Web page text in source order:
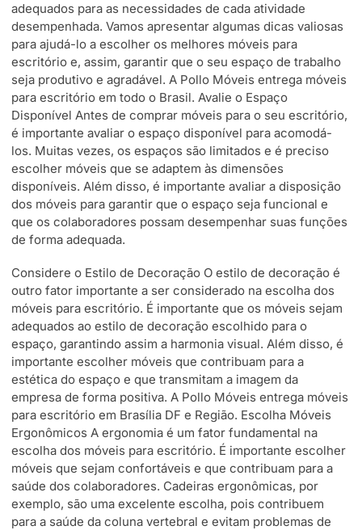
adequados para as necessidades de cada atividade
desempenhada. Vamos apresentar algumas dicas valiosas
para ajudá-lo a escolher os melhores móveis para
escritório e, assim, garantir que o seu espaço de trabalho
seja produtivo e agradável. A Pollo Móveis entrega móveis
para escritório em todo o Brasil. Avalie o Espaço
Disponível Antes de comprar móveis para o seu escritório,
é importante avaliar o espaço disponível para acomodá-
los. Muitas vezes, os espaços são limitados e é preciso
escolher móveis que se adaptem às dimensões
disponíveis. Além disso, é importante avaliar a disposição
dos móveis para garantir que o espaço seja funcional e
que os colaboradores possam desempenhar suas funções
de forma adequada.
Considere o Estilo de Decoração O estilo de decoração é
outro fator importante a ser considerado na escolha dos
móveis para escritório. É importante que os móveis sejam
adequados ao estilo de decoração escolhido para o
espaço, garantindo assim a harmonia visual. Além disso, é
importante escolher móveis que contribuam para a
estética do espaço e que transmitam a imagem da
empresa de forma positiva. A Pollo Móveis entrega móveis
para escritório em Brasília DF e Região. Escolha Móveis
Ergonômicos A ergonomia é um fator fundamental na
escolha dos móveis para escritório. É importante escolher
móveis que sejam confortáveis e que contribuam para a
saúde dos colaboradores. Cadeiras ergonômicas, por
exemplo, são uma excelente escolha, pois contribuem
para a saúde da coluna vertebral e evitam problemas de